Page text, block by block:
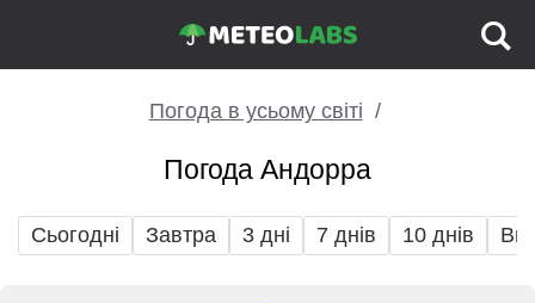
Погода в усьому світі
Погода Андорра
Сьогодні Завтра 3 дні 7 днів 10 днів